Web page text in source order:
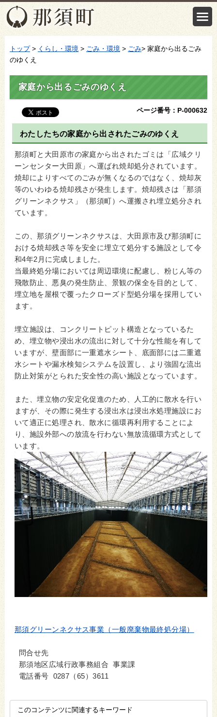
トップ> くらし・環境 > ごみ・環境 > ごみ> 家庭から出るごみ
のゆくえ
家庭から出るごみのゆくえ
ページ番号：P-000632
わたしたちの家庭から出されたごみのゆくえ
那須町と大田原市の家庭から出されたゴミは「広域クリ
ーンセンター大田原」へ運ばれ焼却処分されています。
焼却によりすべてのごみが無くなるのではなく、焼却灰
等のいわゆる焼却残さが発生します。焼却残さは「那須
グリーンネクサス」（那須町）へ運搬され埋立処分され
ています。
この、那須グリーンネクサスは、大田原市及び那須町に
おける焼却残さ等を安全に埋立て処分する施設として令
和4年2月に完成しました。
当最終処分場においては周辺環境に配慮し、粉じん等の
飛散防止、悪臭の発生防止、景観の保全を目的として、
埋立地を屋根で覆ったクローズド型処分場を採用してい
ます。
埋立施設は、コンクリートピット構造となっているた
め、埋立物や浸出水の流出に対して十分な性能を有して
いますが、壁面部に一重遮水シート、底面部には二重遮
水シートや漏水検知システムを設置し、より強固な流出
防止対策がとられた安全性の高い施設となっています。
また、埋立物の安定化促進のため、人工的に散水を行い
ますが、その際に発生する浸出水は浸出水処理施設にお
いて適正に処理され、散水に循環再利用することによ
り、施設外部への放流を行わない無放流循環方式として
います。
那須グリーンネクサス事業（一般廃棄物最終処分場）
問合せ先
那須地区広域行政事務組合 事業課
電話番号 0287（65）3611
このコンテンツに関連するキーワード